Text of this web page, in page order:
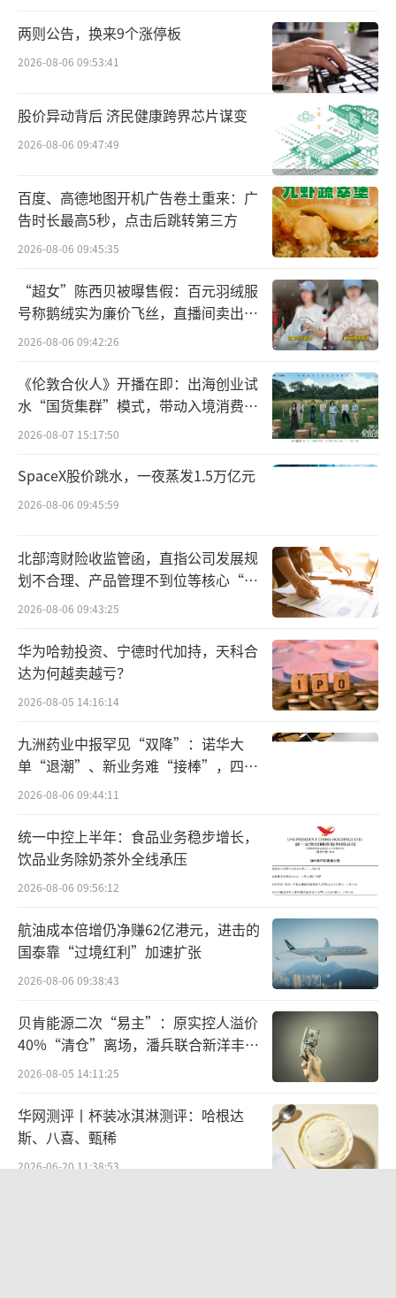
在管理层迭代的同时，东方甄选的业务边
界也在持续拓展。公开资料显示，公司近期新
增了餐饮管理、外卖递送服务等经营范围，此
举被市场解读为其正试图从农产品直播电商，
向更广阔的食品消费与生活服务领域进行战略
延伸。这一动向与公司近年来力推自营产品的
战略一脉相承，其烤肠、鸡蛋等爆款单品已创
下数亿销量，俞敏洪也曾明确将自营产品定位
为公司“长期发展的基石”。（责任编辑：zx0280）
两则公告，换来9个涨停板
2026-08-06 09:53:41
股价异动背后 济民健康跨界芯片谋变
2026-08-06 09:47:49
百度、高德地图开机广告卷土重来：广
告时长最高5秒，点击后跳转第三方
2026-08-06 09:45:35
“超女”陈西贝被曝售假：百元羽绒服
号称鹅绒实为廉价飞丝，直播间卖出超
百万元
2026-08-06 09:42:26
《伦敦合伙人》开播在即：出海创业试
水“国货集群”模式，带动入境消费反
向种草
2026-08-07 15:17:50
SpaceX股价跳水，一夜蒸发1.5万亿元
2026-08-06 09:45:59
北部湾财险收监管函，直指公司发展规
划不合理、产品管理不到位等核心“痛
点”
2026-08-06 09:43:25
华为哈勃投资、宁德时代加持，天科合
达为何越卖越亏？
2026-08-05 14:16:14
九洲药业中报罕见“双降”：诺华大
单“退潮”、新业务难“接棒”，四大
难关待闯
2026-08-06 09:44:11
统一中控上半年：食品业务稳步增长，
饮品业务除奶茶外全线承压
2026-08-06 09:56:12
航油成本倍增仍净赚62亿港元，进击的
国泰靠“过境红利”加速扩张
2026-08-06 09:38:43
贝肯能源二次“易主”：原实控人溢价
40%“清仓”离场，潘兵联合新洋丰、
宏科百世拟入主
2026-08-05 14:11:25
华网测评丨杯装冰淇淋测评：哈根达
斯、八喜、甄稀
2026-06-20 11:38:53